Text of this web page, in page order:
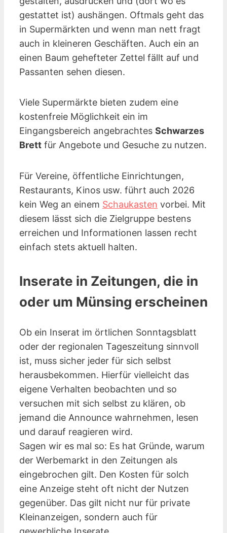
gestattet ist) aushängen. Oftmals geht das
in Supermärkten und wenn man nett fragt
auch in kleineren Geschäften. Auch ein an
einen Baum gehefteter Zettel fällt auf und
Passanten sehen diesen.
Viele Supermärkte bieten zudem eine
kostenfreie Möglichkeit ein im
Eingangsbereich angebrachtes Schwarzes
Brett für Angebote und Gesuche zu nutzen.
Für Vereine, öffentliche Einrichtungen,
Restaurants, Kinos usw. führt auch 2026
kein Weg an einem Schaukasten vorbei. Mit
diesem lässt sich die Zielgruppe bestens
erreichen und Informationen lassen recht
einfach stets aktuell halten.
Inserate in Zeitungen, die in
oder um Münsing erscheinen
Ob ein Inserat im örtlichen Sonntagsblatt
oder der regionalen Tageszeitung sinnvoll
ist, muss sicher jeder für sich selbst
herausbekommen. Hierfür vielleicht das
eigene Verhalten beobachten und so
versuchen mit sich selbst zu klären, ob
jemand die Announce wahrnehmen, lesen
und darauf reagieren wird.
Sagen wir es mal so: Es hat Gründe, warum
der Werbemarkt in den Zeitungen als
eingebrochen gilt. Den Kosten für solch
eine Anzeige steht oft nicht der Nutzen
gegenüber. Das gilt nicht nur für private
Kleinanzeigen, sondern auch für